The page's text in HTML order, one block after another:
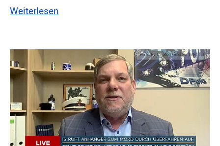
Weiterlesen
Foto:Foto: Screenshot WELT TV